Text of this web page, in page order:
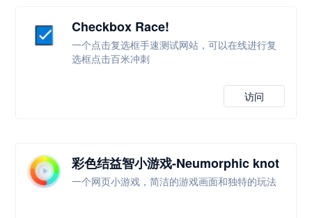
Checkbox Race!
一个点击复选框手速测试网站，可以在线进行复
选框点击百米冲刺
访问
彩色结益智小游戏-Neumorphic knot
一个网页小游戏，简洁的游戏画面和独特的玩法